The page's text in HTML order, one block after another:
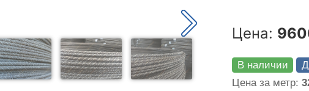
Цена:
В наличии
Цена за метр: